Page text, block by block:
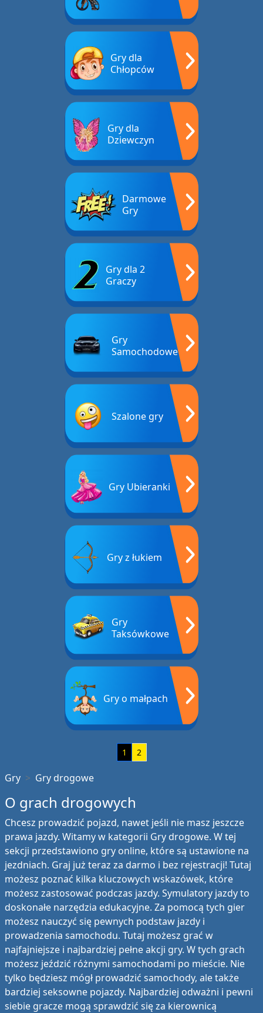
Gry dla
Chłopców
Gry dla
Dziewczyn
Darmowe
Gry
Gry dla 2
Graczy
Gry
Samochodowe
Szalone gry
Gry Ubieranki
Gry z łukiem
Gry
Taksówkowe
Gry o małpach
1 2
Gry Gry drogowe
O grach drogowych
Chcesz prowadzić pojazd, nawet jeśli nie masz jeszcze
prawa jazdy. Witamy w kategorii Gry drogowe. W tej
sekcji przedstawiono gry online, które są ustawione na
jezdniach. Graj już teraz za darmo i bez rejestracji! Tutaj
możesz poznać kilka kluczowych wskazówek, które
możesz zastosować podczas jazdy. Symulatory jazdy to
doskonałe narzędzia edukacyjne. Za pomocą tych gier
możesz nauczyć się pewnych podstaw jazdy i
prowadzenia samochodu. Tutaj możesz grać w
najfajniejsze i najbardziej pełne akcji gry. W tych grach
możesz jeździć różnymi samochodami po mieście. Nie
tylko będziesz mógł prowadzić samochody, ale także
bardziej seksowne pojazdy. Najbardziej odważni i pewni
siebie gracze mogą sprawdzić się za kierownicą